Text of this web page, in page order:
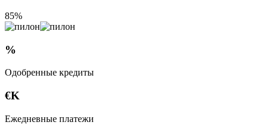
85%
%
Одобренные кредиты
€K
Ежедневные платежи